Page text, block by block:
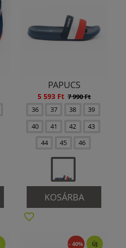
PAPUCS
5 593 Ft 7 990 Ft
36
37 38
39
40
41 42
43
44
45 46
KOSÁRBA
- 40% ÚJ